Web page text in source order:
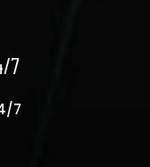
7
7